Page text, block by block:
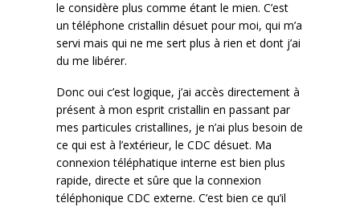
le considère plus comme étant le mien. C’est
un téléphone cristallin désuet pour moi, qui m’a
servi mais qui ne me sert plus à rien et dont j’ai
du me libérer.
Donc oui c’est logique, j’ai accès directement à
présent à mon esprit cristallin en passant par
mes particules cristallines, je n’ai plus besoin de
ce qui est à l’extérieur, le CDC désuet. Ma
connexion téléphatique interne est bien plus
rapide, directe et sûre que la connexion
téléphonique CDC externe. C’est bien ce qu’il